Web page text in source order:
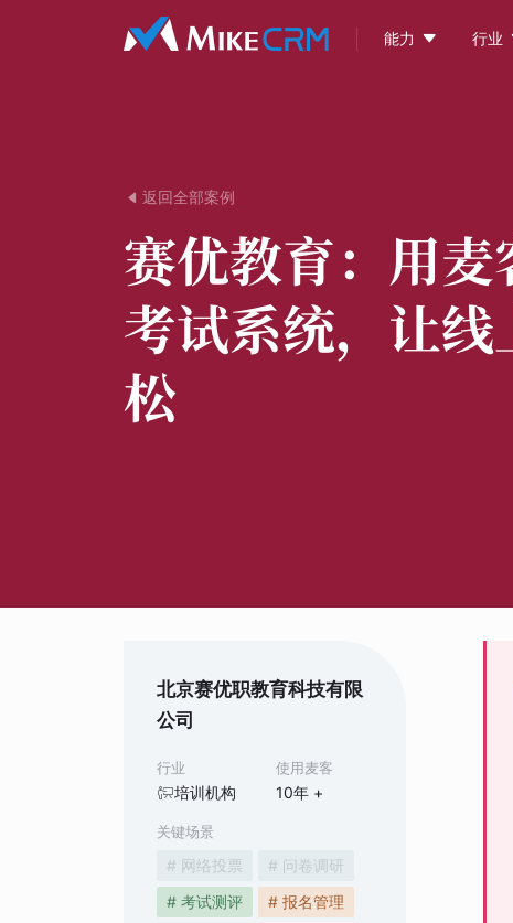
能力  行业
 返回全部案例
赛优教育： 用麦
考试系统，让
松
北京赛优职教育科技有限
公司
行业
培训机构
使用麦客
10年 +
关键场景
# 网络投票
# 问卷调研
# 考试测评
# 报名管理